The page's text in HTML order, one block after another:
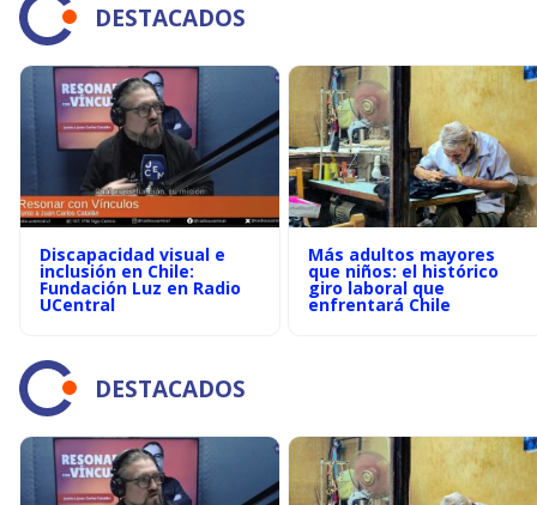
DESTACADOS
Discapacidad visual e
inclusión en Chile:
Fundación Luz en Radio
UCentral
Más adultos mayores
que niños: el histórico
giro laboral que
enfrentará Chile
DESTACADOS